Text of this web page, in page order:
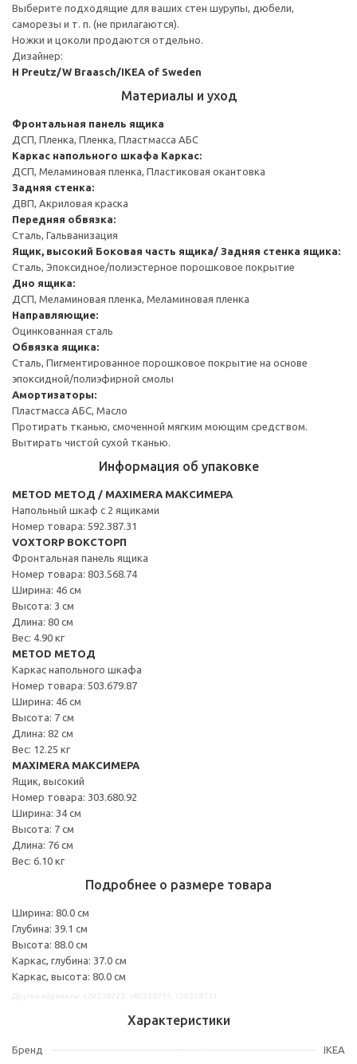
Выберите подходящие для ваших стен шурупы, дюбели,
саморезы и т. п. (не прилагаются).
Ножки и цоколи продаются отдельно.
Дизайнер:
H Preutz/W Braasch/IKEA of Sweden
Материалы и уход
Фронтальная панель ящика
ДСП, Пленка, Пленка, Пластмасса АБС
Каркас напольного шкафа Каркас:
ДСП, Меламиновая пленка, Пластиковая окантовка
Задняя стенка:
ДВП, Акриловая краска
Передняя обвязка:
Сталь, Гальванизация
Ящик, высокий Боковая часть ящика/ Задняя стенка ящика:
Сталь, Эпоксидное/полиэстерное порошковое покрытие
Дно ящика:
ДСП, Меламиновая пленка, Меламиновая пленка
Направляющие:
Оцинкованная сталь
Обвязка ящика:
Сталь, Пигментированное порошковое покрытие на основе
эпоксидной/полиэфирной смолы
Амортизаторы:
Пластмасса АБС, Масло
Протирать тканью, смоченной мягким моющим средством.
Вытирать чистой сухой тканью.
Информация об упаковке
METOD МЕТОД / MAXIMERA МАКСИМЕРА
Напольный шкаф с 2 ящиками
Номер товара: 592.387.31
VOXTORP ВОКСТОРП
Фронтальная панель ящика
Номер товара: 803.568.74
Ширина: 46 см
Высота: 3 см
Длина: 80 см
Вес: 4.90 кг
METOD МЕТОД
Каркас напольного шкафа
Номер товара: 503.679.87
Ширина: 46 см
Высота: 7 см
Длина: 82 см
Вес: 12.25 кг
MAXIMERA МАКСИМЕРА
Ящик, высокий
Номер товара: 303.680.92
Ширина: 34 см
Высота: 7 см
Длина: 76 см
Вес: 6.10 кг
Подробнее о размере товара
Ширина: 80.0 см
Глубина: 39.1 см
Высота: 88.0 см
Каркас, глубина: 37.0 см
Каркас, высота: 80.0 см
Характеристики
Бренд IKEA